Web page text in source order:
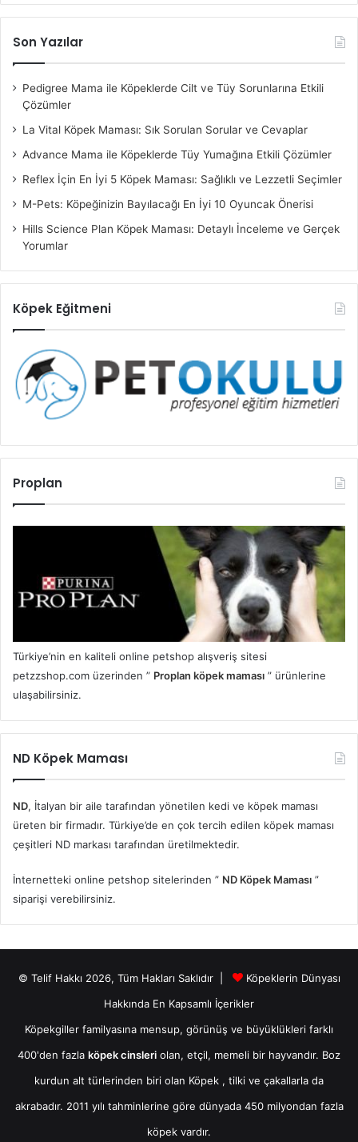
Son Yazılar
Pedigree Mama ile Köpeklerde Cilt ve Tüy Sorunlarına Etkili
Çözümler
La Vital Köpek Maması: Sık Sorulan Sorular ve Cevaplar
Advance Mama ile Köpeklerde Tüy Yumağına Etkili Çözümler
Reflex İçin En İyi 5 Köpek Maması: Sağlıklı ve Lezzetli Seçimler
M-Pets: Köpeğinizin Bayılacağı En İyi 10 Oyuncak Önerisi
Hills Science Plan Köpek Maması: Detaylı İnceleme ve Gerçek
Yorumlar
Köpek Eğitmeni
Proplan
Türkiye’nin en kaliteli online petshop alışveriş sitesi
petzzshop.com üzerinden ” Proplan köpek maması ” ürünlerine
ulaşabilirsiniz.
ND Köpek Maması
ND, İtalyan bir aile tarafından yönetilen kedi ve köpek maması
üreten bir firmadır. Türkiye’de en çok tercih edilen köpek maması
çeşitleri ND markası tarafından üretilmektedir.
İnternetteki online petshop sitelerinden ” ND Köpek Maması ”
siparişi verebilirsiniz.
© Telif Hakkı 2026, Tüm Hakları Saklıdır |
Köpeklerin Dünyası
Hakkında En Kapsamlı İçerikler
Köpekgiller familyasına mensup, görünüş ve büyüklükleri farklı
400'den fazla köpek cinsleri olan, etçil, memeli bir hayvandır. Boz
kurdun alt türlerinden biri olan Köpek , tilki ve çakallarla da
akrabadır. 2011 yılı tahminlerine göre dünyada 450 milyondan fazla
köpek vardır.